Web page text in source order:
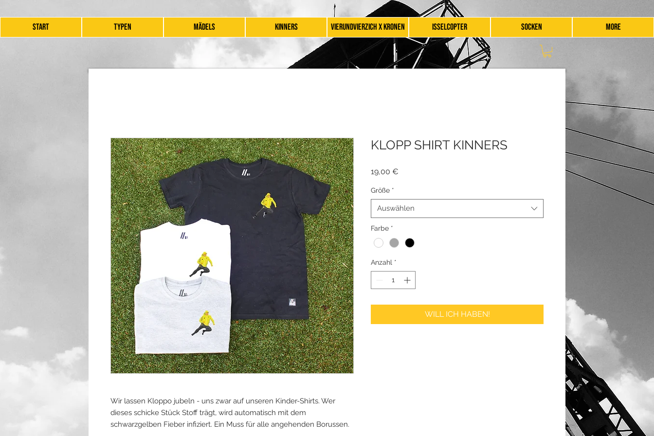
START TYPEN MÄDELS KINNERS VIERUNDVIERZICH X KRONEN ISSELCOPTER SOCKEN More
Wir lassen Kloppo jubeln - uns zwar auf unseren Kinder-Shirts. Wer
dieses schicke Stück Stoff trägt, wird automatisch mit dem
schwarzgelben Fieber infiziert. Ein Muss für alle angehenden Borussen.
KLOPP SHIRT KINNERS
19,00 €
Größe *
Auswählen
Farbe *
Anzahl *
WILL ICH HABEN!